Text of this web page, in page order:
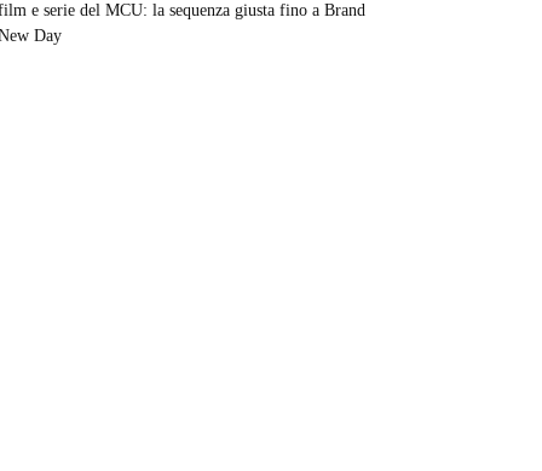
e serie del MCU: la sequenza giusta fino a Brand
Day